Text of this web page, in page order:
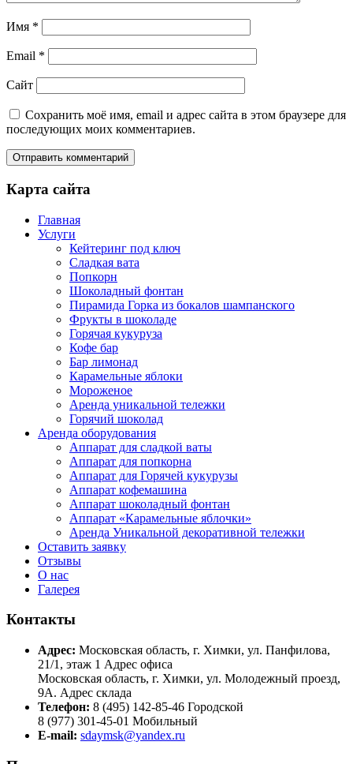
Имя *
Email *
Сайт
Сохранить моё имя, email и адрес сайта в этом браузере для
последующих моих комментариев.
Карта сайта
Главная
Услуги
Кейтеринг под ключ
Сладкая вата
Попкорн
Шоколадный фонтан
Пирамида Горка из бокалов шампанского
Фрукты в шоколаде
Горячая кукуруза
Кофе бар
Бар лимонад
Карамельные яблоки
Мороженое
Аренда уникальной тележки
Горячий шоколад
Аренда оборудования
Аппарат для сладкой ваты
Аппарат для попкорна
Аппарат для Горячей кукурузы
Аппарат кофемашина
Аппарат шоколадный фонтан
Аппарат «Карамельные яблочки»
Аренда Уникальной декоративной тележки
Оставить заявку
Отзывы
О нас
Галерея
Контакты
Адрес: Московская область, г. Химки, ул. Панфилова,
21/1, этаж 1 Адрес офиса
Московская область, г. Химки, ул. Молодежный проезд,
9А. Адрес склада
Телефон: 8 (495) 142-85-46 Городской
8 (977) 301-45-01 Мобильный
E-mail: sdaymsk@yandex.ru